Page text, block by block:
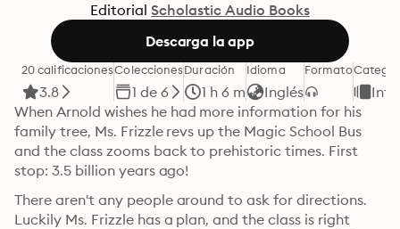
Editorial Scholastic Audio Books
Descarga la app
20 calificaciones
3.8
Colecciones
1 de 6
Duración
1 h 6 m
Idioma
Inglés
Formato
When Arnold wishes he had more information for his
family tree, Ms. Frizzle revs up the Magic School Bus
and the class zooms back to prehistoric times. First
stop: 3.5 billion years ago!
There aren't any people around to ask for directions.
Luckily Ms. Frizzle has a plan, and the class is right